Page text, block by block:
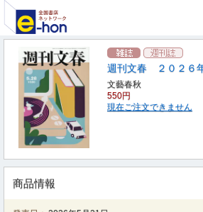
週刊文春 ２０２６
文藝春秋
550円
現在ご注文できません
商品情報